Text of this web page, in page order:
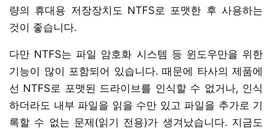
량의 휴대용 저장장치도 NTFS로 포맷한 후 사용하는
것이 좋습니다.
다만 NTFS는 파일 암호화 시스템 등 윈도우만을 위한
기능이 많이 포함되어 있습니다. 때문에 타사의 제품에
선 NTFS로 포맷된 드라이브를 인식할 수 없거나, 인식
하더라도 내부 파일을 읽을 수만 있고 파일을 추가로 기
록할 수 없는 문제(읽기 전용)가 생겨났습니다. 지금도